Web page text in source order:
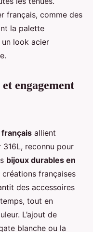
français, comme des
la palette
un look acier
engagement
allient
316L, reconnu pour
bijoux durables en
françaises
des accessoires
tout en
L’ajout de
blanche ou la